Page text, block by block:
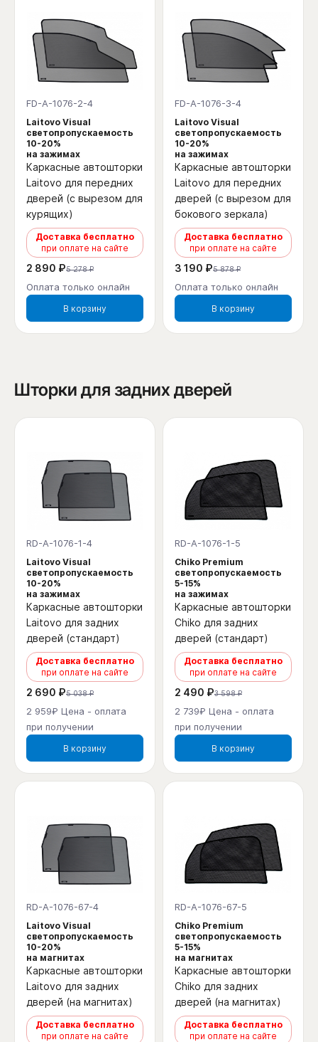
FD-A-1076-2-4
Laitovo Visual
светопропускаемость
10-20%
на зажимах
Каркасные автошторки
Laitovo для передних
дверей (с вырезом для
курящих)
Доставка бесплатно
при оплате на сайте
2 890 ₽5 278 ₽
Оплата только онлайн
В корзину
FD-A-1076-3-4
Laitovo Visual
светопропускаемость
10-20%
на зажимах
Каркасные автошторки
Laitovo для передних
дверей (с вырезом для
бокового зеркала)
Доставка бесплатно
при оплате на сайте
3 190 ₽5 878 ₽
Оплата только онлайн
В корзину
Шторки для задних дверей
RD-A-1076-1-4
Laitovo Visual
светопропускаемость
10-20%
на зажимах
Каркасные автошторки
Laitovo для задних
дверей (стандарт)
Доставка бесплатно
при оплате на сайте
2 690 ₽5 038 ₽
2 959₽ Цена - оплата
при получении
В корзину
RD-A-1076-1-5
Chiko Premium
светопропускаемость
5-15%
на зажимах
Каркасные автошторки
Chiko для задних
дверей (стандарт)
Доставка бесплатно
при оплате на сайте
2 490 ₽3 598 ₽
2 739₽ Цена - оплата
при получении
В корзину
RD-A-1076-67-4
Laitovo Visual
светопропускаемость
10-20%
на магнитах
Каркасные автошторки
Laitovo для задних
дверей (на магнитах)
Доставка бесплатно
при оплате на сайте
RD-A-1076-67-5
Chiko Premium
светопропускаемость
5-15%
на магнитах
Каркасные автошторки
Chiko для задних
дверей (на магнитах)
Доставка бесплатно
при оплате на сайте